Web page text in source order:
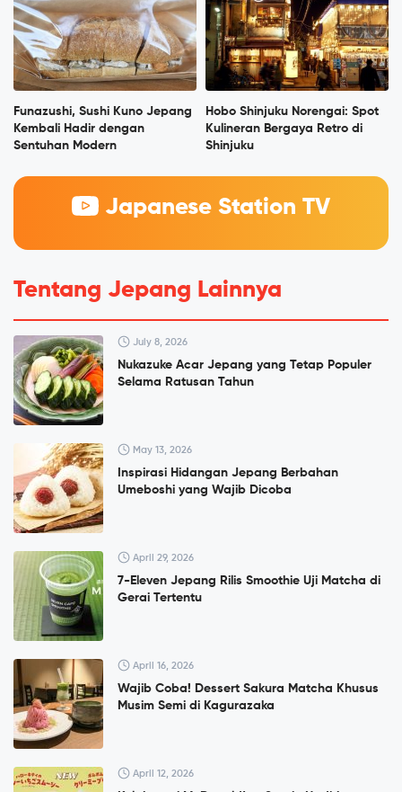
Funazushi, Sushi Kuno Jepang
Kembali Hadir dengan
Sentuhan Modern
Hobo Shinjuku Norengai: Spot
Kulineran Bergaya Retro di
Shinjuku
Japanese Station TV
Tentang Jepang Lainnya
July 8, 2026
Nukazuke Acar Jepang yang Tetap Populer
Selama Ratusan Tahun
May 13, 2026
Inspirasi Hidangan Jepang Berbahan
Umeboshi yang Wajib Dicoba
April 29, 2026
7-Eleven Jepang Rilis Smoothie Uji Matcha di
Gerai Tertentu
April 16, 2026
Wajib Coba! Dessert Sakura Matcha Khusus
Musim Semi di Kagurazaka
April 12, 2026